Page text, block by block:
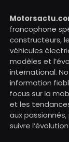
francophone
constructeurs,
véhicules
modèles et
international.
information
focus sur la
et les
aux
suivre